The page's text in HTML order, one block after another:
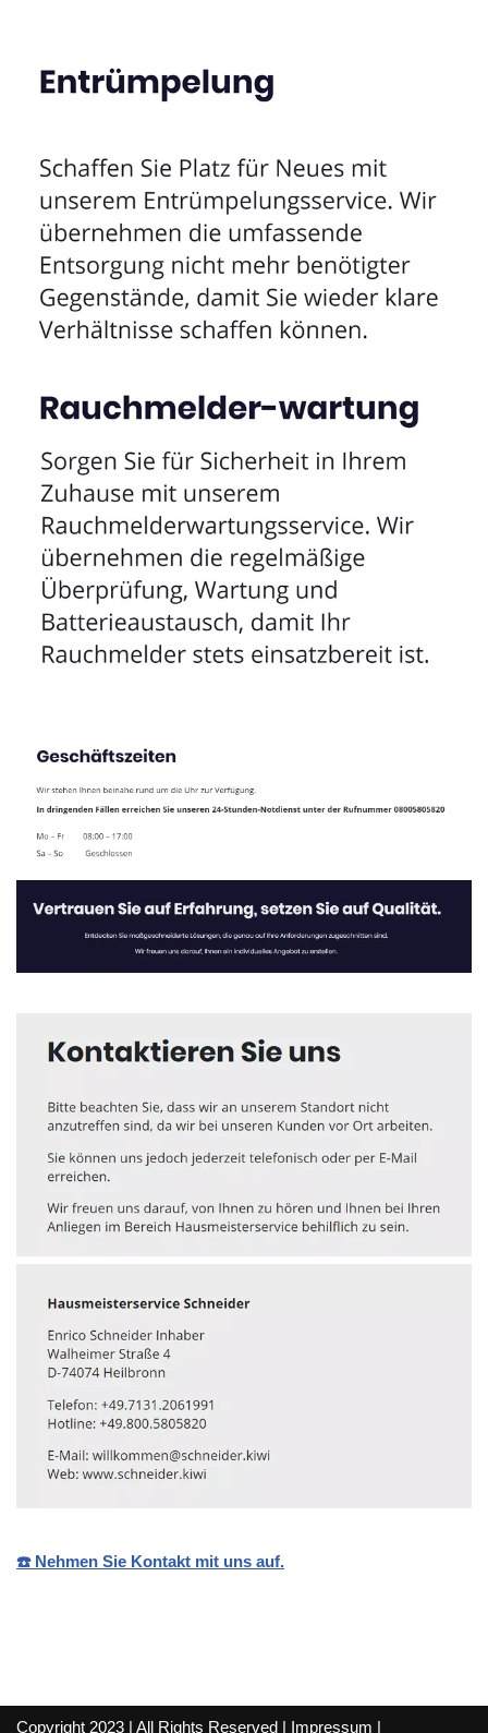
☎️ Nehmen Sie Kontakt mit uns auf.
Copyright 2023 | All Rights Reserved | Impressum |